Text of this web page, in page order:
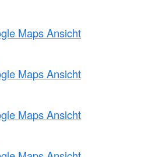
Maps Ansicht
Maps Ansicht
Maps Ansicht